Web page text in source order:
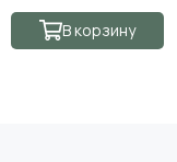
В корзину